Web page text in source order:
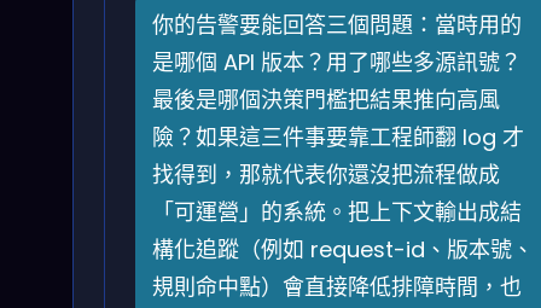
你的告警要能回答三個問題：當時用的
是哪個 API 版本？用了哪些多源訊號？
最後是哪個決策門檻把結果推向高風
險？如果這三件事要靠工程師翻 log 才
找得到，那就代表你還沒把流程做成
「可運營」的系統。把上下文輸出成結
構化追蹤（例如 request-id、版本號、
規則命中點）會直接降低排障時間，也